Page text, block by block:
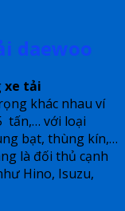
daewoo
xe tải
khác nhau ví
tấn,… với loại
bạt, thùng kín,…
là đối thủ cạnh
Hino, Isuzu,